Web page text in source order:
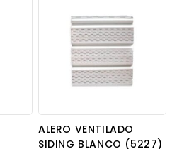
ALERO VENTILADO
SIDING BLANCO (5227)